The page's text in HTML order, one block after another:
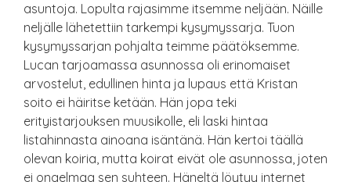
asuntoja. Lopulta rajasimme itsemme neljään. Näille
neljälle lähetettiin tarkempi kysymyssarja. Tuon
kysymyssarjan pohjalta teimme päätöksemme.
Lucan tarjoamassa asunnossa oli erinomaiset
arvostelut, edullinen hinta ja lupaus että Kristan
soito ei häiritse ketään. Hän jopa teki
erityistarjouksen muusikolle, eli laski hintaa
listahinnasta ainoana isäntänä. Hän kertoi täällä
olevan koiria, mutta koirat eivät ole asunnossa, joten
ei ongelmaa sen suhteen. Häneltä löytyy internet